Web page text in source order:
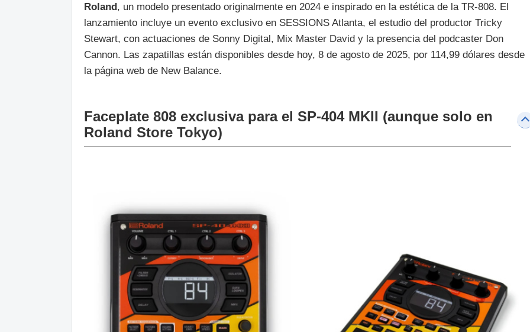
Roland, un modelo presentado originalmente en 2024 e inspirado en la estética de la TR-808. El
lanzamiento incluye un evento exclusivo en SESSIONS Atlanta, el estudio del productor Tricky
Stewart, con actuaciones de Sonny Digital, Mix Master David y la presencia del podcaster Don
Cannon. Las zapatillas están disponibles desde hoy, 8 de agosto de 2025, por 114,99 dólares desde
la página web de New Balance.
Faceplate 808 exclusiva para el SP-404 MKII (aunque solo en
Roland Store Tokyo)